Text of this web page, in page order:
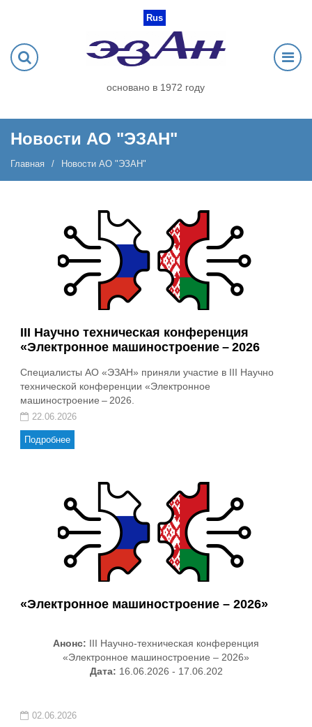
Rus
основано в 1972 году
Новости АО "ЭЗАН"
Главная Новости АО "ЭЗАН"
III Научно техническая конференция
«Электронное машиностроение – 2026
Специалисты АО «ЭЗАН» приняли участие в III Научно
технической конференции «Электронное
машиностроение – 2026.
22.06.2026
Подробнее
«Электронное машиностроение – 2026»
Анонс: III Научно-техническая конференция
«Электронное машиностроение – 2026»
Дата: 16.06.2026 - 17.06.202
02.06.2026